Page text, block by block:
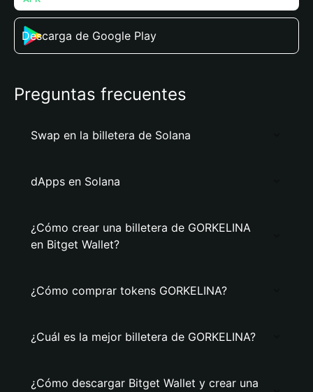
Descarga de Google Play
Preguntas frecuentes
Swap en la billetera de Solana
dApps en Solana
¿Cómo crear una billetera de GORKELINA
en Bitget Wallet?
¿Cómo comprar tokens GORKELINA?
¿Cuál es la mejor billetera de GORKELINA?
¿Cómo descargar Bitget Wallet y crear una